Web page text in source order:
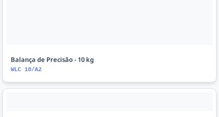
Balança de Precisão - 10 kg
WLC 10/A2